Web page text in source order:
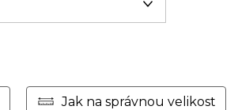
Jak na správnou velikost